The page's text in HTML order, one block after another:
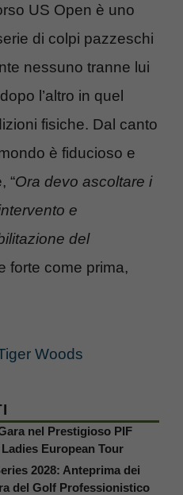
US Open è uno
di colpi pazzeschi
nessuno tranne lui
l’altro in quel
fisiche. Dal canto
è fiducioso e
“Ora devo ascoltare i
e
del
forte come prima,
Woods
nel Prestigioso PIF
European Tour
2028: Anteprima dei
del Golf Professionistico